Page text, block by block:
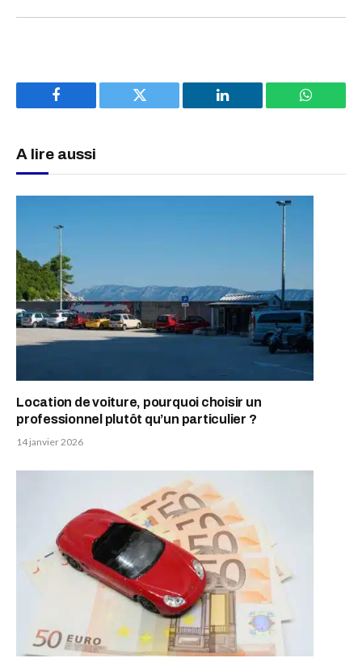
Facebook Twitter LinkedIn
A lire aussi
Location de voiture, pourquoi choisir un
professionnel plutôt qu’un particulier ?
14 janvier 2026